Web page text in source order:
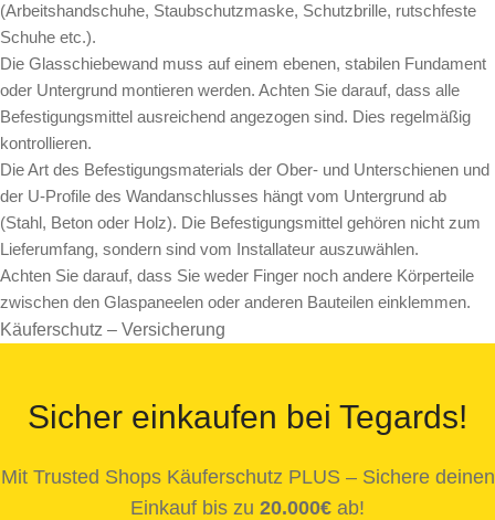
(Arbeitshandschuhe, Staubschutzmaske, Schutzbrille, rutschfeste
Schuhe etc.).
Die Glasschiebewand muss auf einem ebenen, stabilen Fundament
oder Untergrund montieren werden. Achten Sie darauf, dass alle
Befestigungsmittel ausreichend angezogen sind. Dies regelmäßig
kontrollieren.
Die Art des Befestigungsmaterials der Ober- und Unterschienen und
der U-Profile des Wandanschlusses hängt vom Untergrund ab
(Stahl, Beton oder Holz). Die Befestigungsmittel gehören nicht zum
Lieferumfang, sondern sind vom Installateur auszuwählen.
Achten Sie darauf, dass Sie weder Finger noch andere Körperteile
zwischen den Glaspaneelen oder anderen Bauteilen einklemmen.
Käuferschutz – Versicherung
Sicher einkaufen bei Tegards!
Mit Trusted Shops Käuferschutz PLUS – Sichere deinen
Einkauf bis zu 20.000€ ab!